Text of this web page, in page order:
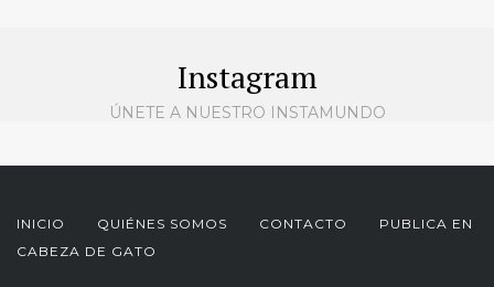
Instagram
ÚNETE A NUESTRO INSTAMUNDO
INICIO QUIÉNES SOMOS CONTACTO
PUBLICA EN
CABEZA DE GATO